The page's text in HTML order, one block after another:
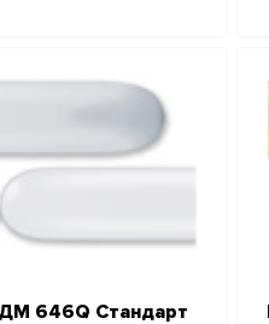
646Q Стандарт